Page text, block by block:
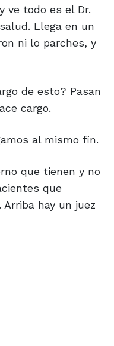
ve todo es el Dr.
Llega en un
ni lo parches, y
de esto? Pasan
cargo.
al mismo fin.
que tienen y no
que
hay un juez